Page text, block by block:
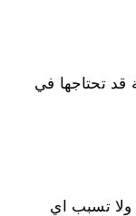
قد تحتاجها في
تسبب اي